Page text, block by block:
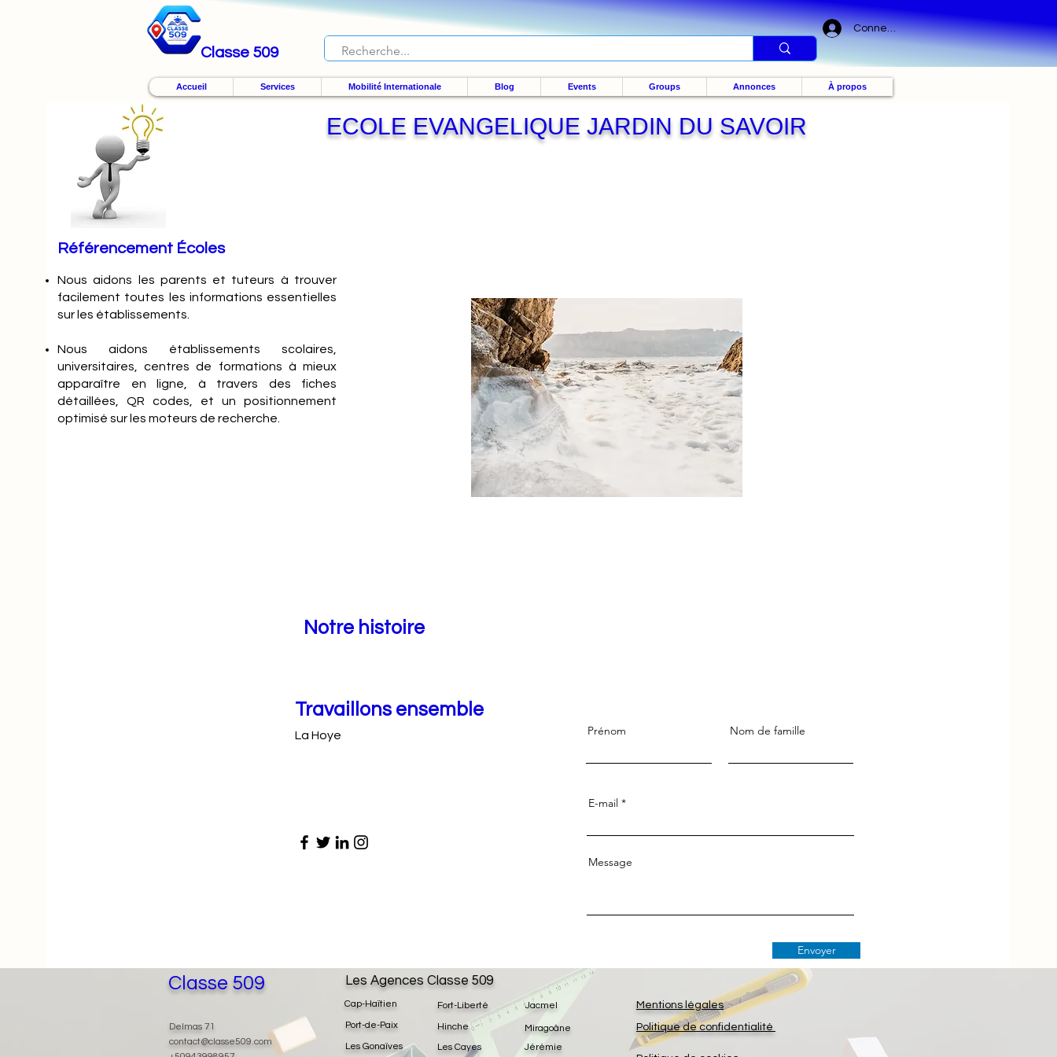
Classe 509
Connexion
Accueil Services Mobilité Internationale Blog Events Groups Annonces À propos
Référencement Écoles
Nousaidons les parents et tuteurs à trouver
facilement toutes les informations essentielles
sur les établissements.
Nous aidons établissements scolaires,
universitaires, centres de formations à mieux
apparaître en ligne, à travers des fiches
détaillées, QR codes, et un positionnement
optimisé sur les moteurs de recherche.
ECOLE EVANGELIQUE JARDIN DU SAVOIR
Notre histoire
Travaillons ensemble
La Hoye Prénom Nom de famille
E-mail
Message
Envoyer
Classe 509
Delmas 71
contact@classe509.com
Fort-Liberté
Hinche
Les Cayes
Jacmel
Jérémie
Miragoâne
Les Agences Classe 509
Cap-Haïtien
Port-de-Paix
Les Gonaïves
Mentions légales
Politique de confidentialité